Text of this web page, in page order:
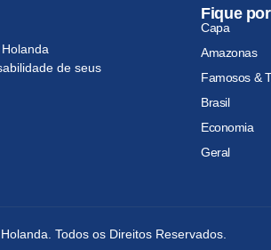
de seus
Fique
Capa
Amazonas
Famosos &
Brasil
Economia
Geral
Todos os Direitos Reservados.